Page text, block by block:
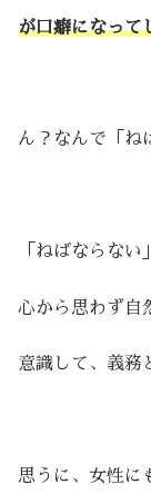
が口癖になって
ん？なんで「ね
「ねばならない
心から思わず自
意識して、義務
思うに、女性に